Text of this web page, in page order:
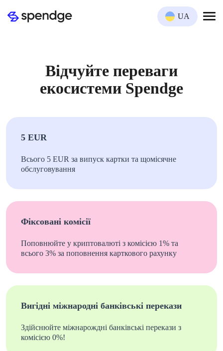
UA
Відчуйте переваги
екосистеми Spendge
5 EUR
Всього 5 EUR за випуск картки та щомісячне
обслуговування
Фіксовані комісії
Поповнюйте у криптовалюті з комісією 1% та
всього 3% за поповнення карткового рахунку
Вигідні міжнародні банківські перекази
Здійснюйте міжнарождні банківські перекази з
комісією 0%!